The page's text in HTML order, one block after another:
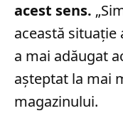
acest sens.
această situație
a mai adăugat
așteptat la mai
magazinului.